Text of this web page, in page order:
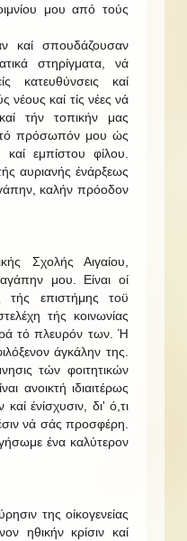
μου από τούς
καί σπουδάζουσαν
στηρίγματα, νά
κατευθύνσεις καί
καί τίς νέες νά
τήν τοπικήν μας
τό πρόσωπόν μου ώς
εμπίστου φίλου.
αυριανής ένάρξεως
καλήν πρόοδον
Σχολής Αιγαίου,
μου. Είναι οί
τής επιστήμης τοϋ
τής κοινωνίας
τό πλευρόν των. Ή
άγκάλην της.
τών φοιτητικών
ανοικτή ιδιαιτέρως
ένίσχυσιν, δι' ό,τι
νά σάς προσφέρη.
ένα καλύτερον
της οίκογενείας
ηθικήν κρίσιν καί